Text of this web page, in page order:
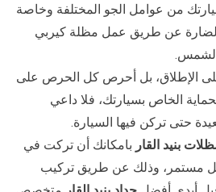
من عوامل الجو المختلفة وخاصة
عن طريق عمل مظلة كيربي
الشمس.
الإطلاق، بل أحرص كل الحرص على
الخاص بسيارتك، فلا داعي
حتى تركن فيها السيارة.
بنيد القار بامكانك أن تركت في
مستمر، وذلك عن طريق تركيب